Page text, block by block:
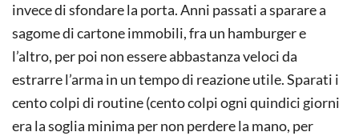
invece di sfondare la porta. Anni passati a sparare a
sagome di cartone immobili, fra un hamburger e
l’altro, per poi non essere abbastanza veloci da
estrarre l’arma in un tempo di reazione utile. Sparati i
cento colpi di routine (cento colpi ogni quindici giorni
era la soglia minima per non perdere la mano, per